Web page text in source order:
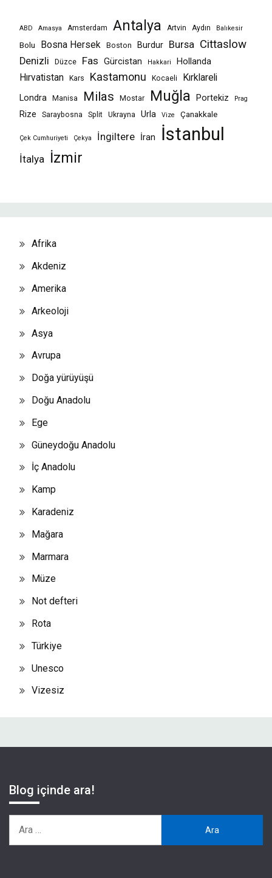
ABD Amasya Amsterdam Antalya Artvin Aydın Balıkesir
Bolu Bosna Hersek Boston Burdur Bursa Cittaslow
Denizli Düzce Fas Gürcistan Hakkari
Hollanda
Hırvatistan
Kars Kastamonu Kocaeli
Kırklareli
Londra
Manisa Milas Mostar Muğla Portekiz Prag
Rize Saraybosna Split Ukrayna Urla Vize Çanakkale
Çek Cumhuriyeti Çekya İngiltere İran İstanbul
İtalya İzmir
Afrika
Akdeniz
Amerika
Arkeoloji
Asya
Avrupa
Doğa yürüyüşü
Doğu Anadolu
Ege
Güneydoğu Anadolu
İç Anadolu
Kamp
Karadeniz
Mağara
Marmara
Müze
Not defteri
Rota
Türkiye
Unesco
Vizesiz
Blog içinde ara!